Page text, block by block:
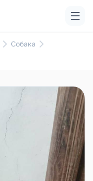
Собака